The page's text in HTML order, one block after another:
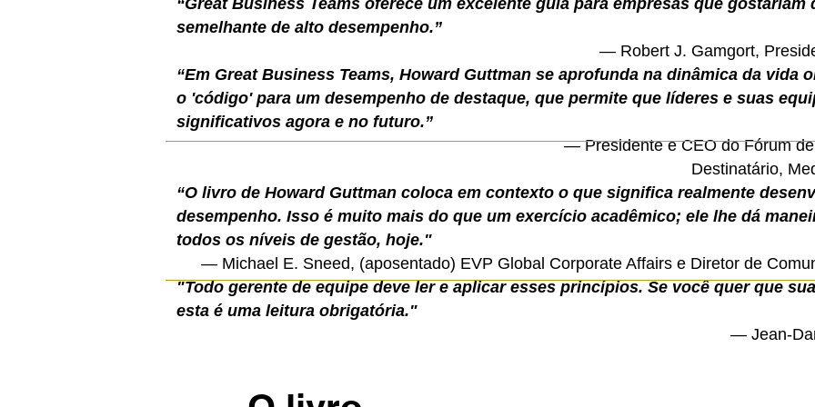
“Great Business Teams oferece um excelente guia para empresas que gostariam
semelhante de alto desempenho.”
— Robert J. Gamgort,
“Em Great Business Teams, Howard Guttman se aprofunda na dinâmica da vida
o 'código' para um desempenho de destaque, que permite que líderes e suas
significativos agora e no futuro.”
— Presidente e CEO do Fórum
Destinatário,
“O livro de Howard Guttman coloca em contexto o que significa realmente
desempenho. Isso é muito mais do que um exercício acadêmico; ele lhe dá
todos os níveis de gestão, hoje."
— Michael E. Sneed, (aposentado) EVP Global Corporate Affairs e Diretor de
"Todo gerente de equipe deve ler e aplicar esses princípios. Se você quer que
esta é uma leitura obrigatória."
— Jean-